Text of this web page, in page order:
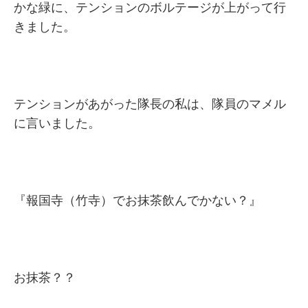
かな緑に、テンションのボルテージが上がって行
きました。
テンションがあがった隊長の私は、隊員のマメル
に言いました。
『報国寺（竹寺）でお抹茶飲んでかない？』
お抹茶？？